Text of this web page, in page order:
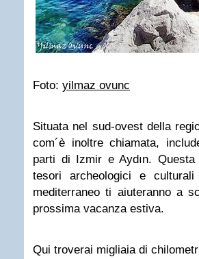
Foto: yilmaz ovunc
Situata nel sud-ovest della
com´è inoltre chiamata,
parti di Izmir e Aydın.
tesori archeologici e
mediterraneo ti aiuteranno a
prossima vacanza estiva.
Qui troverai migliaia di